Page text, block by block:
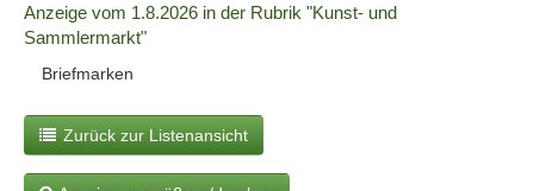
Erscheinungsdatum:
Anzeige vom 1.8.2026 in der Rubrik "Kunst- und
Sammlermarkt"
A
z
e
Briefmarken
Zurück zur Listenansicht